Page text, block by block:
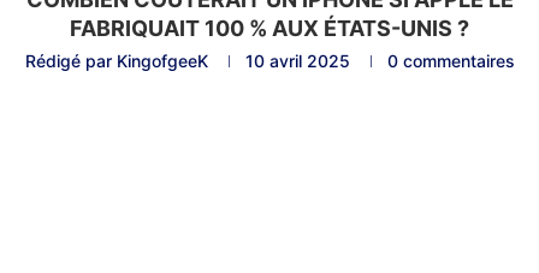
FABRIQUAIT 100 % AUX ÉTATS-UNIS ?
Rédigé par KingofgeeK 10 avril 2025 0 commentaires